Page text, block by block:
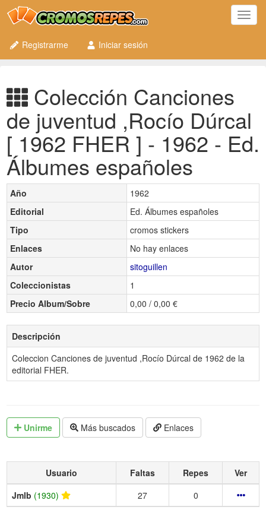
Registrarme
Iniciar sesión
Colección Canciones
de juventud ,Rocío Dúrcal
[ 1962 FHER ] - 1962 - Ed.
Álbumes españoles
Año
1962
Editorial
Ed. Álbumes españoles
Tipo
cromos stickers
Enlaces
No hay enlaces
Autor
sitoguillen
Coleccionistas
1
Precio Album/Sobre
0,00 / 0,00 €
Descripción
Coleccion Canciones de juventud ,Rocío Dúrcal de 1962 de la
editorial FHER.
Unirme Más buscados Enlaces
Usuario Faltas Repes
Ver
Jmlb (1930) 27 0